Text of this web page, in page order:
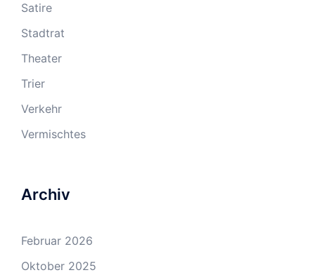
Satire
Stadtrat
Theater
Trier
Verkehr
Vermischtes
Archiv
Februar 2026
Oktober 2025